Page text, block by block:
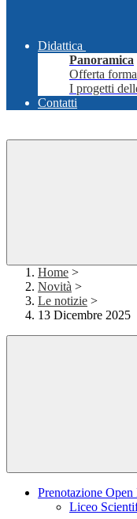
Didattica
Panoramica
Offerta
I progetti
Contatti
Home >
Novità >
Le notizie >
13 Dicembre 2025
Prenotazione Open
Liceo